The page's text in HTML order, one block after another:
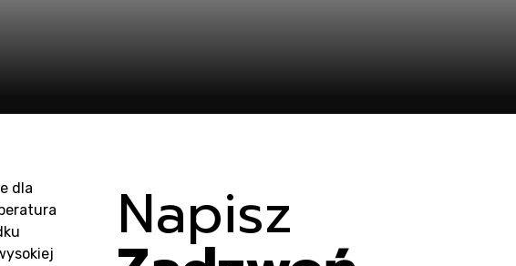
dla
Napisz